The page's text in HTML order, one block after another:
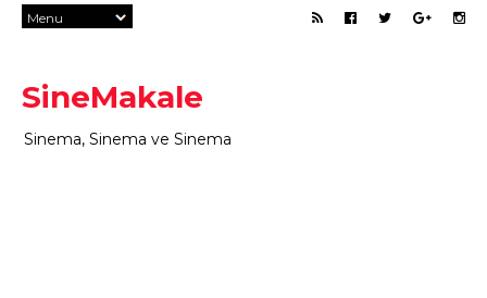
SineMakale
Sinema, Sinema ve Sinema